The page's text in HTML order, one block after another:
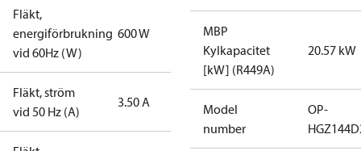
Fläkt,
energiförbrukning
vid 60Hz (W)
600 W
Fläkt, ström
vid 50 Hz (A)
3.50 A
MBP
Kylkapacitet
[kW] (R449A)
20.57 kW
Model
number
OP-